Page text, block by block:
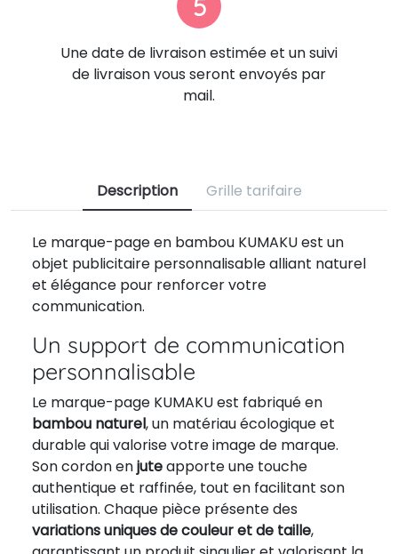
5
Une date de livraison estimée et un suivi
de livraison vous seront envoyés par
mail.
Description Grille tarifaire
Le marque-page en bambou KUMAKU est un
objet publicitaire personnalisable alliant naturel
et élégance pour renforcer votre
communication.
Un support de communication
personnalisable
Le marque-page KUMAKU est fabriqué en
bambou naturel, un matériau écologique et
durable qui valorise votre image de marque.
Son cordon enjuteapporte une touche
authentique et raffinée, tout en facilitant son
utilisation. Chaque pièce présente des
variations uniques de couleur et de taille,